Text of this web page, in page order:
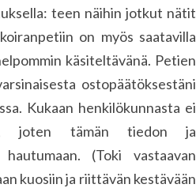
teen näihin jotkut nätit
on myös saatavilla
käsiteltävänä. Petien
ostopäätöksestäni
Kukaan henkilökunnasta ei
joten tämän tiedon ja
(Toki vastaavan
kuosiin ja riittävän kestävään